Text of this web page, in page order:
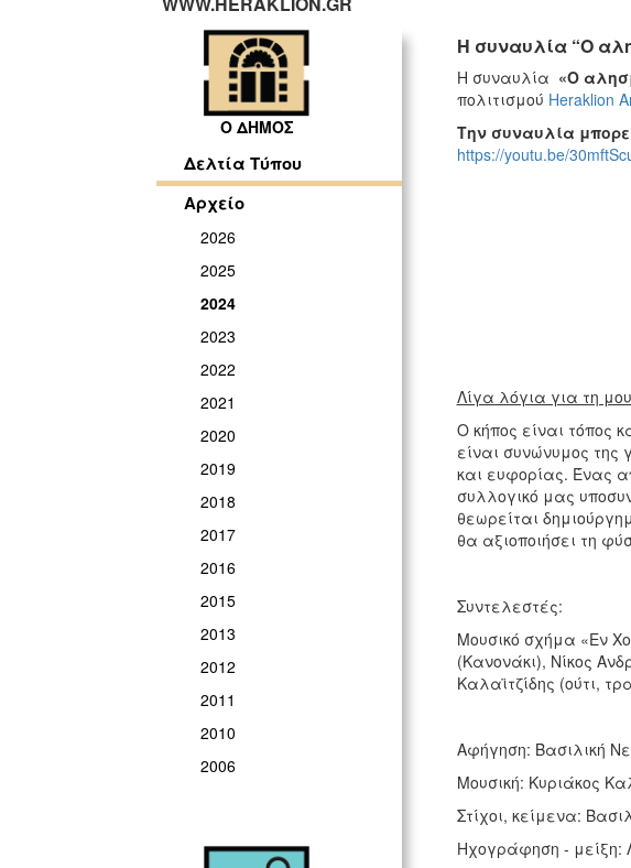
Ο ΔΗΜΟΣ
Δελτία Τύπου
Αρχείο
2026
2025
2024
2023
2022
2021
2020
2019
2018
2017
2016
2015
2013
2012
2011
2010
2006
Η συναυλία “Ο
Η συναυλία «Ο
πολιτισμού Heraklion
Την συναυλία
https://youtu.be/
Λίγα λόγια για τη
Ο κήπος είναι τόπος
είναι συνώνυμος της
και ευφορίας. Ένας
συλλογικό μας
θεωρείται
θα αξιοποιήσει τη
Συντελεστές:
Μουσικό σχήμα «Εν
(Κανονάκι), Νίκος
Καλαϊτζίδης (ούτι,
Αφήγηση: Βασιλική
Μουσική: Κυριάκος
Στίχοι, κείμενα:
Ηχογράφηση - μείξη: